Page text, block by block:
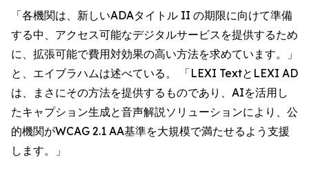
「各機関は、新しいADAタイトル II の期限に向けて準備
する中、アクセス可能なデジタルサービスを提供するため
に、拡張可能で費用対効果の高い方法を求めています。」
と、エイブラハムは述べている。 「LEXI TextとLEXI AD
は、まさにその方法を提供するものであり、AIを活用し
たキャプション生成と音声解説ソリューションにより、公
的機関がWCAG 2.1 AA基準を大規模で満たせるよう支援
します。」